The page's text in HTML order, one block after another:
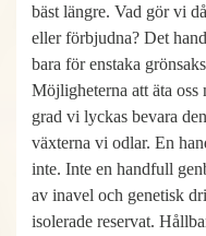
bäst längre. Vad gör vi
eller förbjudna? Det
bara för enstaka
Möjligheterna att äta
grad vi lyckas bevara
växterna vi odlar. En
inte. Inte en handfull
av inavel och genetisk
isolerade reservat.